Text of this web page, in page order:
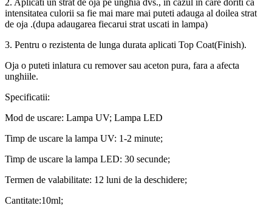
2. Aplicati un strat de oja pe unghia dvs., in cazul in care doriti ca
intensitatea culorii sa fie mai mare mai puteti adauga al doilea strat
de oja .(dupa adaugarea fiecarui strat uscati in lampa)
3. Pentru o rezistenta de lunga durata aplicati Top Coat(Finish).
Oja o puteti inlatura cu remover sau aceton pura, fara a afecta
unghiile.
Specificatii:
Mod de uscare: Lampa UV; Lampa LED
Timp de uscare la lampa UV: 1-2 minute;
Timp de uscare la lampa LED: 30 secunde;
Termen de valabilitate: 12 luni de la deschidere;
Cantitate:10ml;